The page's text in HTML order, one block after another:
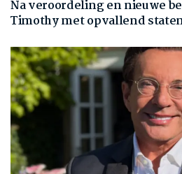
Na veroordeling en nieuwe
Timothy met opvallend